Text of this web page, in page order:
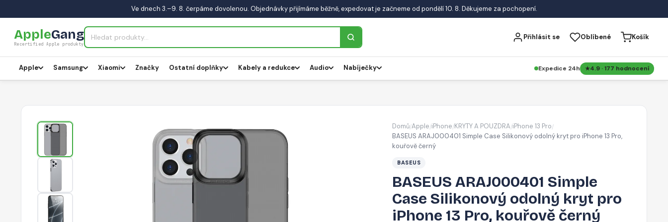
Ve dnech 3.–9. 8. čerpáme dovolenou. Objednávky přijímáme běžně, expedovat je začneme od pondělí 10. 8. Děkujeme za pochopení.
AppleGang
Recertified Apple produkty
Přihlásit se Oblíbené Košík
Apple Samsung Xiaomi Značky Ostatní doplňky Kabely a redukce Audio Nabíječky Expedice 24h 4.9 · 177 hodnocení
Domů/Apple/iPhone/KRYTY A POUZDRA/iPhone 13 Pro/
BASEUS ARAJ000401 Simple Case Silikonový odolný kryt pro iPhone 13 Pro,
kouřově černý
BASEUS
BASEUS ARAJ000401 Simple
Case Silikonový odolný kryt pro
iPhone 13 Pro, kouřově černý